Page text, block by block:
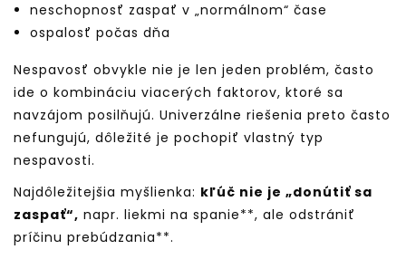
neschopnosť zaspať v „normálnom“ čase
ospalosť počas dňa
Nespavosť obvykle nie je len jeden problém, často
ide o kombináciu viacerých faktorov, ktoré sa
navzájom posilňujú. Univerzálne riešenia preto často
nefungujú, dôležité je pochopiť vlastný typ
nespavosti.
Najdôležitejšia myšlienka: kľúč nie je „donútiť sa
zaspať“, napr. liekmi na spanie**, ale odstrániť
príčinu prebúdzania**.